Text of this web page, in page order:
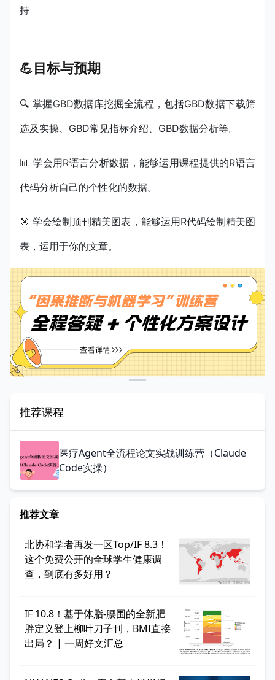
持
💪目标与预期
🔍 掌握GBD数据库挖掘全流程，包括GBD数据下载筛
选及实操、GBD常见指标介绍、GBD数据分析等。
📊 学会用R语言分析数据，能够运用课程提供的R语言
代码分析自己的个性化的数据。
🎯 学会绘制顶刊精美图表，能够运用R代码绘制精美图
表，运用于你的文章。
推荐课程
医疗Agent全流程论文实战训练营（Claude
Code实操）
推荐文章
北协和学者再发一区Top/IF 8.3！
这个免费公开的全球学生健康调
查，到底有多好用？
IF 10.8！基于体脂-腰围的全新肥
胖定义登上柳叶刀子刊，BMI直接
出局？ | 一周好文汇总